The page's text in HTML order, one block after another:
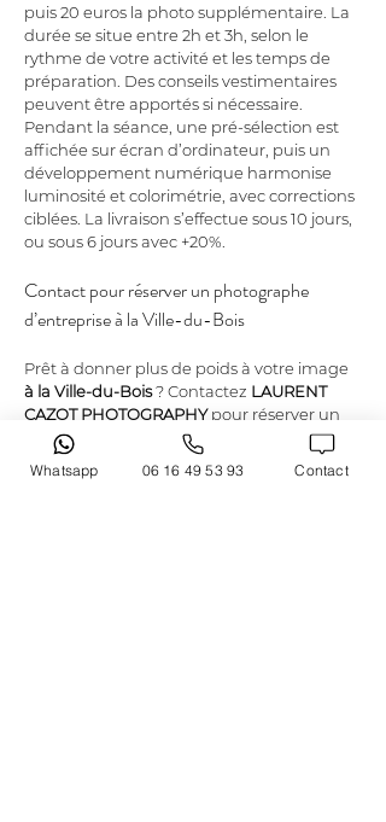
puis 20 euros la photo supplémentaire. La
durée se situe entre 2h et 3h, selon le
rythme de votre activité et les temps de
préparation. Des conseils vestimentaires
peuvent être apportés si nécessaire.
Pendant la séance, une pré-sélection est
affichée sur écran d’ordinateur, puis un
développement numérique harmonise
luminosité et colorimétrie, avec corrections
ciblées. La livraison s’effectue sous 10 jours,
ou sous 6 jours avec +20%.
Contact pour réserver un photographe
d’entreprise à la Ville-du-Bois
Prêt à donner plus de poids à votre image
à la Ville-du-Bois ? Contactez LAURENT
CAZOT PHOTOGRAPHY pour réserver un
photographe entreprise
adapté à votre
besoin : portrait professionnel, portraits
collaborateurs ou reportage.
Whatsapp 06 16 49 53 93 Contact